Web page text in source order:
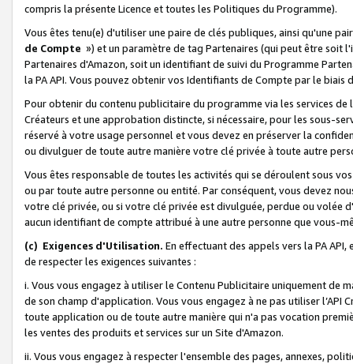
compris la présente Licence et toutes les Politiques du Programme).
Vous êtes tenu(e) d'utiliser une paire de clés publiques, ainsi qu'une
de Compte ») et un paramètre de tag Partenaires (qui peut être soit
Partenaires d'Amazon, soit un identifiant de suivi du Programme
la PA API. Vous pouvez obtenir vos Identifiants de Compte par le biais
Pour obtenir du contenu publicitaire du programme via les services
Créateurs et une approbation distincte, si nécessaire, pour les sous-
réservé à votre usage personnel et vous devez en préserver la
ou divulguer de toute autre manière votre clé privée à toute autre
Vous êtes responsable de toutes les activités qui se déroulent sous
ou par toute autre personne ou entité. Par conséquent, vous devez
votre clé privée, ou si votre clé privée est divulguée, perdue ou volée
aucun identifiant de compte attribué à une autre personne que vous-
(c) Exigences d'Utilisation. En effectuant des appels vers la PA
de respecter les exigences suivantes :
i. Vous vous engagez à utiliser le Contenu Publicitaire uniquement de
de son champ d'application. Vous vous engagez à ne pas utiliser l’API
toute application ou de toute autre manière qui n'a pas vocation
les ventes des produits et services sur un Site d'Amazon.
ii. Vous vous engagez à respecter l'ensemble des pages, annexes,